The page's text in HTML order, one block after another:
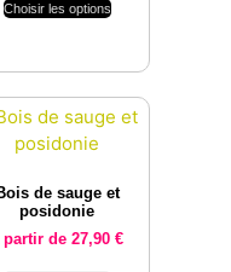
Choisir les options
de sauge et
posidonie
partir de27,90€